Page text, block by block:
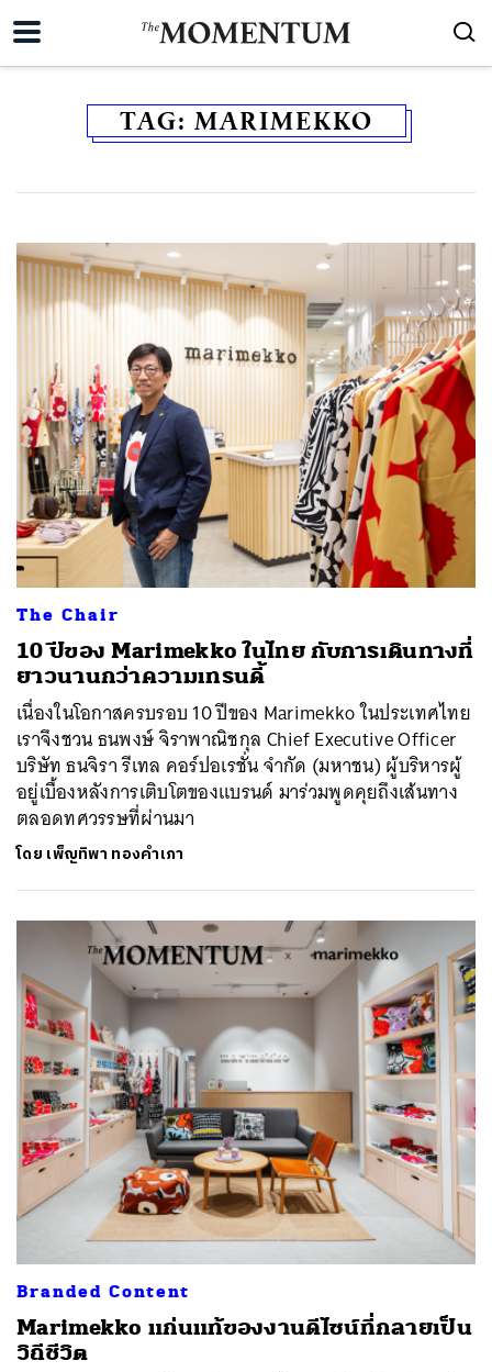
TAG: MARIMEKKO
The Chair
10 ปีของ Marimekko ในไทย กับการเดินทางที่
ยาวนานกว่าความเทรนดี้
เนื่องในโอกาสครบรอบ 10 ปีของ Marimekko ในประเทศไทย
เราจึงชวน ธนพงษ์ จิราพาณิชกุล Chief Executive Officer
บริษัท ธนจิรา รีเทล คอร์ปอเรชั่น จำกัด (มหาชน) ผู้บริหารผู้
อยู่เบื้องหลังการเติบโตของแบรนด์ มาร่วมพูดคุยถึงเส้นทาง
ตลอดทศวรรษที่ผ่านมา
โดย เพ็ญทิพา ทองคำเภา
Branded Content
Marimekko แก่นแท้ของงานดีไซน์ที่กลายเป็น
วิถีชีวิต